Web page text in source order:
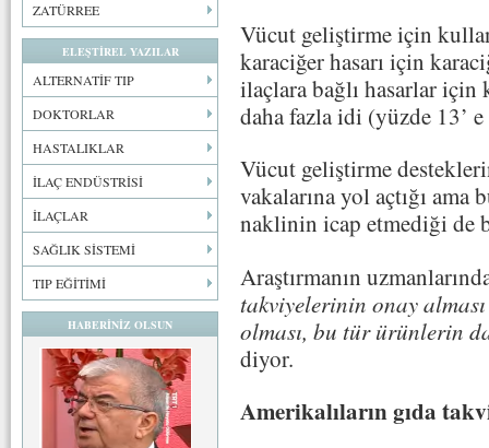
ZATÜRREE
ELEŞTİREL YAZILAR
ALTERNATİF TIP
DOKTORLAR
HASTALIKLAR
İLAÇ ENDÜSTRİSİ
İLAÇLAR
SAĞLIK SİSTEMİ
TIP EĞİTİMİ
HABERİNİZ OLSUN
Vücut geliştirme için
karaciğer hasarı için
ilaçlara bağlı hasarlar için
daha fazla idi (yüzde 13’
Vücut geliştirme
vakalarına yol açtığı
naklinin icap etmediği de
Araştırmanın
takviyelerinin onay
olması, bu tür ürünlerin
diyor.
Amerikalıların gıda